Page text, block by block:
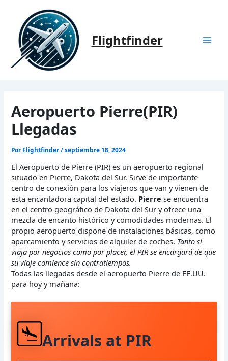
contenido
Flightfinder
Aeropuerto Pierre(PIR)
Llegadas
Por Flightfinder/septiembre 18, 2024
El Aeropuerto de Pierre (PIR) es un aeropuerto regional
situado en Pierre, Dakota del Sur. Sirve de importante
centro de conexión para los viajeros que van y vienen de
esta encantadora capital del estado. Pierre se encuentra
en el centro geográfico de Dakota del Sur y ofrece una
mezcla de encanto histórico y comodidades modernas. El
propio aeropuerto dispone de instalaciones básicas, como
aparcamiento y servicios de alquiler de coches. Tanto si
viaja por negocios como por placer, el PIR se encargará de que
su viaje comience sin contratiempos.
Todas las llegadas desde el aeropuerto Pierre de EE.UU.
para hoy y mañana:
Arrivals at PIR